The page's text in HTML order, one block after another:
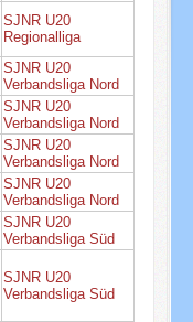
SJNR U20
Regionalliga
SJNR U20
Verbandsliga Nord
SJNR U20
Verbandsliga Nord
SJNR U20
Verbandsliga Nord
SJNR U20
Verbandsliga Nord
SJNR U20
Verbandsliga Süd
SJNR U20
Verbandsliga Süd